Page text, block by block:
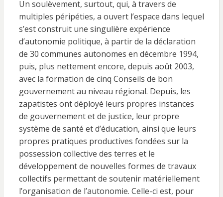
Un soulèvement, surtout, qui, à travers de
multiples péripéties, a ouvert l’espace dans lequel
s’est construit une singulière expérience
d’autonomie politique, à partir de la déclaration
de 30 communes autonomes en décembre 1994,
puis, plus nettement encore, depuis août 2003,
avec la formation de cinq Conseils de bon
gouvernement au niveau régional. Depuis, les
zapatistes ont déployé leurs propres instances
de gouvernement et de justice, leur propre
système de santé et d’éducation, ainsi que leurs
propres pratiques productives fondées sur la
possession collective des terres et le
développement de nouvelles formes de travaux
collectifs permettant de soutenir matériellement
l’organisation de l’autonomie. Celle-ci est, pour